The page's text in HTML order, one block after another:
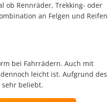
ob Rennräder, Trekking- oder
an Felgen und Reifen
bei Fahrrädern. Auch mit
leicht ist. Aufgrund des
sehr beliebt.